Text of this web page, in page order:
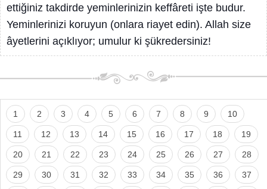
ettiğiniz takdirde yeminlerinizin keffâreti işte budur.
Yeminlerinizi koruyun (onlara riayet edin). Allah size
âyetlerini açıklıyor; umulur ki şükredersiniz!
1 2 3 4 5 6 7 8 9 10
11 12 13 14 15 16 17 18 19
20 21 22 23 24 25 26 27 28
29 30 31 32 33 34 35 36 37